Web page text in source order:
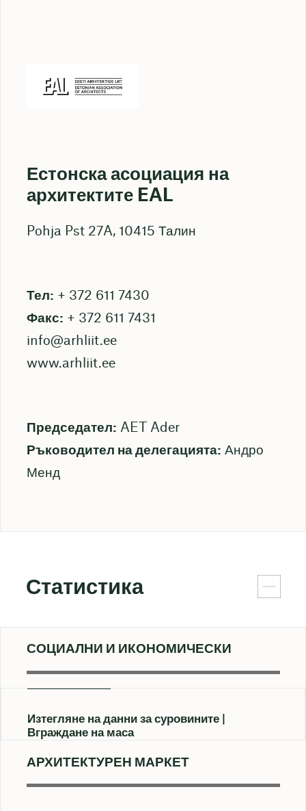
Естонска асоциация на
архитектите EAL
Pohja Pst 27A, 10415 Талин
Тел: + 372 611 7430
Факс: + 372 611 7431
info@arhliit.ee
www.arhliit.ee
Председател: AET Ader
Ръководител на делегацията: Андро
Менд
Статистика
СОЦИАЛНИ И ИКОНОМИЧЕСКИ
Изтегляне на данни за суровините
Вграждане на маса
АРХИТЕКТУРЕН МАРКЕТ